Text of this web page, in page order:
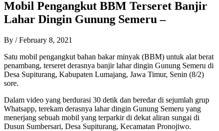
Mobil Pengangkut BBM Terseret Banjir
Lahar Dingin Gunung Semeru –
By / February 8, 2021
Satu mobil pengangkut bahan bakar minyak (BBM) untuk alat berat
penambang, terseret derasnya banjir lahar dingin Gunung Semeru di
Desa Supiturang, Kabupaten Lumajang, Jawa Timur, Senin (8/2)
sore.
Dalam video yang berdurasi 30 detik dan beredar di sejumlah grup
Whatsapp, terekam derasnya lahar dingin Gunung Semeru yang
menerjang sebuah mobil yang terparkir di dekat aliran sungai di
Dusun Sumbersari, Desa Supiturang, Kecamatan Pronojiwo.